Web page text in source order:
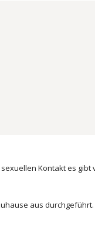
Kontakt es gibt
aus